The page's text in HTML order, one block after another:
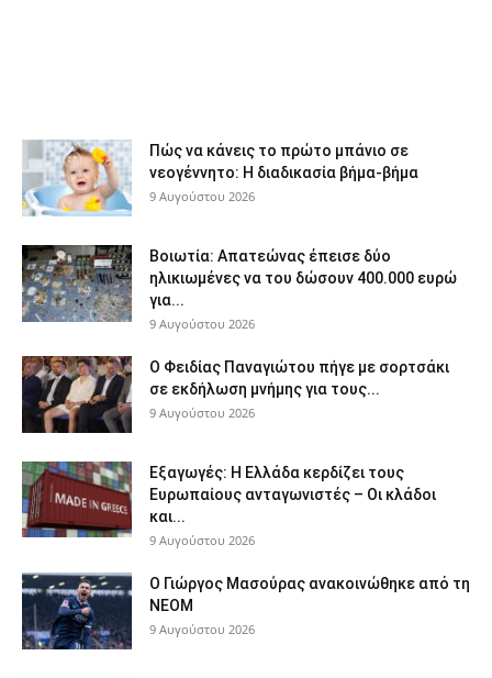
Πώς να κάνεις το πρώτο μπάνιο σε
νεογέννητο: Η διαδικασία βήμα-βήμα
9 Αυγούστου 2026
Βοιωτία: Απατεώνας έπεισε δύο
ηλικιωμένες να του δώσουν 400.000 ευρώ
για...
9 Αυγούστου 2026
Ο Φειδίας Παναγιώτου πήγε με σορτσάκι
σε εκδήλωση μνήμης για τους...
9 Αυγούστου 2026
Εξαγωγές: Η Ελλάδα κερδίζει τους
Ευρωπαίους ανταγωνιστές – Οι κλάδοι
και...
9 Αυγούστου 2026
Ο Γιώργος Μασούρας ανακοινώθηκε από τη
ΝΕΟΜ
9 Αυγούστου 2026